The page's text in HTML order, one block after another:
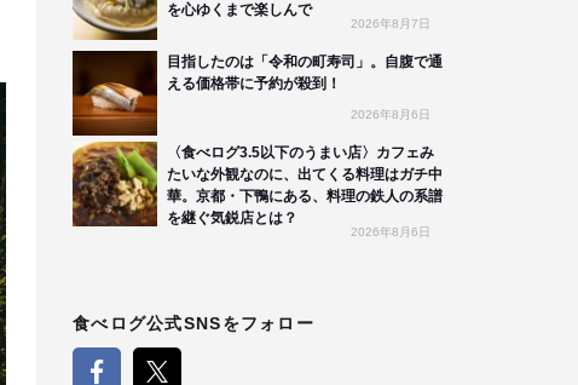
を心ゆくまで楽しんで
2026年8月7日
目指したのは「令和の町寿司」。自腹で通
える価格帯に予約が殺到！
2026年8月6日
〈食べログ3.5以下のうまい店〉カフェみ
たいな外観なのに、出てくる料理はガチ中
華。京都・下鴨にある、料理の鉄人の系譜
を継ぐ気鋭店とは？
2026年8月6日
食べログ公式SNSをフォロー